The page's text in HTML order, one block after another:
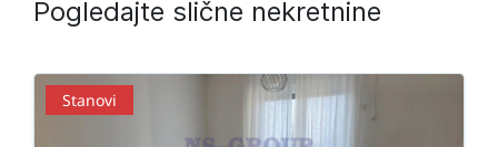
Pogledajte slične nekretnine
Stanovi